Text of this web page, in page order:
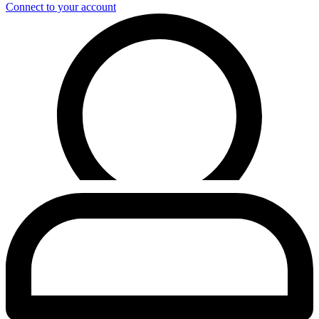
Connect to your account